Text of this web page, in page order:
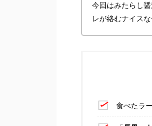
今回はみたらし
レが絡むナイス
食べたラ